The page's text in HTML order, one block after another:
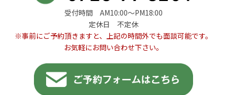
受付時間 AM10:00〜PM18:00
定休日 不定休
※事前にご予約頂きますと、上記の時間外でも面談可能です。
お気軽にお問い合わせ下さい。